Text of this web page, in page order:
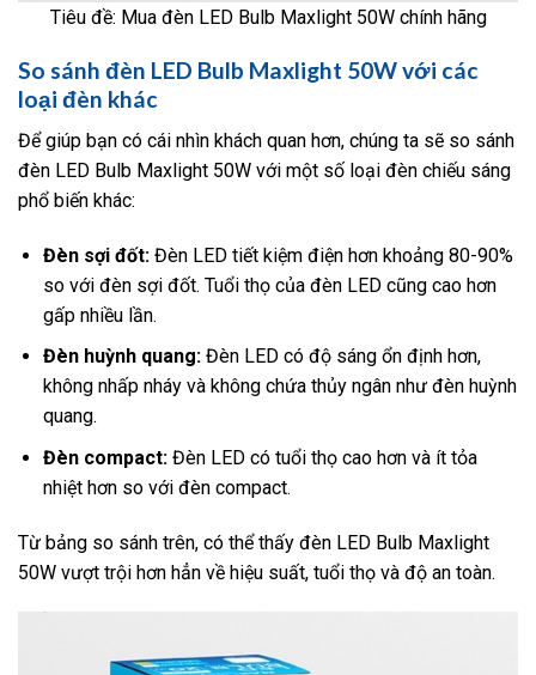
Tiêu đề: Mua đèn LED Bulb Maxlight 50W chính hãng
So sánh đèn LED Bulb Maxlight 50W với các
loại đèn khác
Để giúp bạn có cái nhìn khách quan hơn, chúng ta sẽ so sánh
đèn LED Bulb Maxlight 50W với một số loại đèn chiếu sáng
phổ biến khác:
Đèn sợi đốt:Đèn LED tiết kiệm điện hơn khoảng 80-90%
so với đèn sợi đốt. Tuổi thọ của đèn LED cũng cao hơn
gấp nhiều lần.
Đèn huỳnh quang:Đèn LED có độ sáng ổn định hơn,
không nhấp nháy và không chứa thủy ngân như đèn huỳnh
quang.
Đèn compact:Đèn LED có tuổi thọ cao hơn và ít tỏa
nhiệt hơn so với đèn compact.
Từ bảng so sánh trên, có thể thấy đèn LED Bulb Maxlight
50W vượt trội hơn hẳn về hiệu suất, tuổi thọ và độ an toàn.